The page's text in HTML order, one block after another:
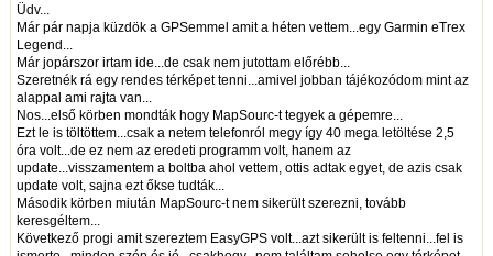
Üdv...
Már pár napja küzdök a GPSemmel amit a héten vettem...egy Garmin eTrex
Legend...
Már jopárszor irtam ide...de csak nem jutottam előrébb...
Szeretnék rá egy rendes térképet tenni...amivel jobban tájékozódom mint az
alappal ami rajta van...
Nos...első körben mondták hogy MapSourc-t tegyek a gépemre...
Ezt le is töltöttem...csak a netem telefonról megy így 40 mega letöltése 2,5
óra volt...de ez nem az eredeti programm volt, hanem az
update...visszamentem a boltba ahol vettem, ottis adtak egyet, de azis csak
update volt, sajna ezt őkse tudták...
Második körben miután MapSourc-t nem sikerült szerezni, tovább
keresgéltem...
Következő progi amit szereztem EasyGPS volt...azt sikerült is feltenni...fel is